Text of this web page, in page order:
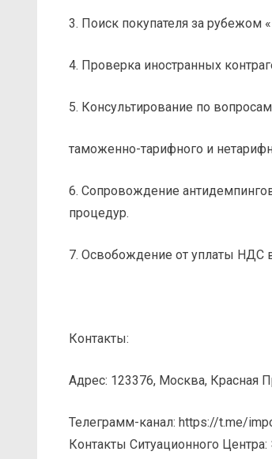
3. Поиск покупателя за рубежом
4. Проверка иностранных
5. Консультирование по
таможенно-тарифного и
6. Сопровождение
процедур.
7. Освобождение от уплаты НДС
Контакты:
Адрес: 123376, Москва, Красная
Телеграмм-канал: https://t.me/
Контакты Ситуационного